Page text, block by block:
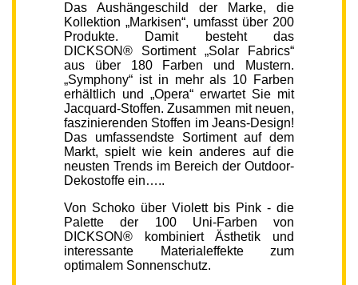
Das Aushängeschild der Marke, die
Kollektion „Markisen“, umfasst über 200
Produkte. Damit besteht das
DICKSON® Sortiment „Solar Fabrics“
aus über 180 Farben und Mustern.
„Symphony“ ist in mehr als 10 Farben
erhältlich und „Opera“ erwartet Sie mit
Jacquard-Stoffen. Zusammen mit neuen,
faszinierenden Stoffen im Jeans-Design!
Das umfassendste Sortiment auf dem
Markt, spielt wie kein anderes auf die
neusten Trends im Bereich der Outdoor-
Dekostoffe ein…..
Von Schoko über Violett bis Pink - die
Palette der 100 Uni-Farben von
DICKSON® kombiniert Ästhetik und
interessante Materialeffekte zum
optimalem Sonnenschutz.